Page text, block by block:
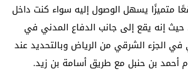
متميزًا يسهل الوصول إليه سواء كنت داخل
حيث إنه يقع إلى جانب الدفاع المدني في
الجزء الشرقي من الرياض وبالتحديد عند
أحمد بن حنبل مع طريق أسامة بن زيد.